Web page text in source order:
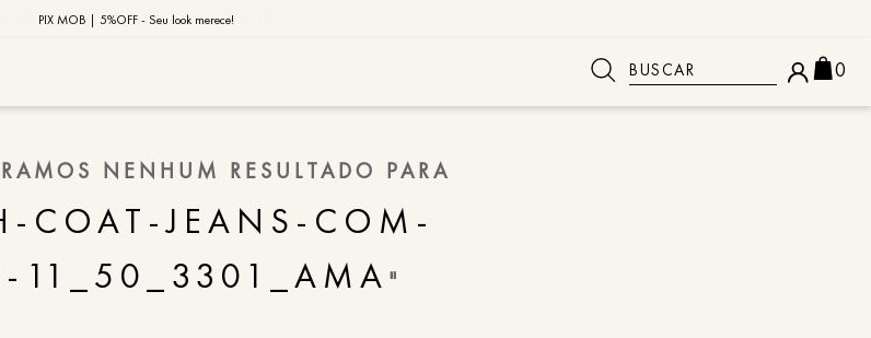
PIX MOB | 5%OFF - Seu look merece!
OFF na primeira compra | Cupom: BEMVINDO10*
MOB | Preview Índia
Buscar 0
NENHUM RESULTADO PARA
COAT-JEANS-COM-
11_50_3301_AMA "
2º saia
3º calça